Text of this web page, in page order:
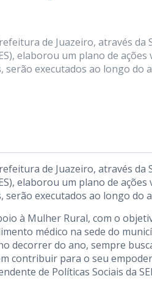
de Juazeiro, através da
elaborou um plano de
executados ao longo do
de Juazeiro, através da
elaborou um plano de
executados ao longo do
à Mulher Rural, com o
médico na sede do
decorrer do ano, sempre
contribuir para o seu
de Políticas Sociais da